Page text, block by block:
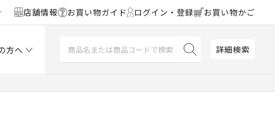
店舗情報 お買い物ガイド ログイン・登録 お買い物かご
方へ 詳細検索